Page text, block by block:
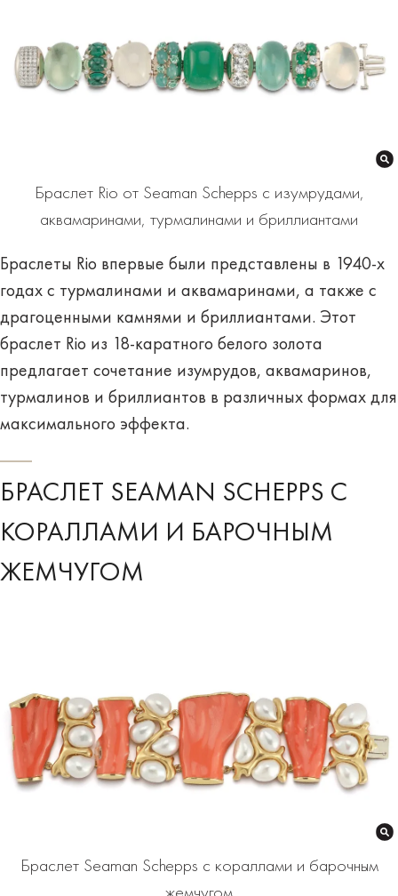
Браслет Rio от Seaman Schepps с изумрудами,
аквамаринами, турмалинами и бриллиантами
Браслеты Rio впервые были представлены в 1940-х
годах с турмалинами и аквамаринами, а также с
драгоценными камнями и бриллиантами. Этот
браслет Rio из 18-каратного белого золота
предлагает сочетание изумрудов, аквамаринов,
турмалинов и бриллиантов в различных формах для
максимального эффекта.
БРАСЛЕТ SEAMAN SCHEPPS С
КОРАЛЛАМИ И БАРОЧНЫМ
ЖЕМЧУГОМ
Браслет Seaman Schepps с кораллами и барочным